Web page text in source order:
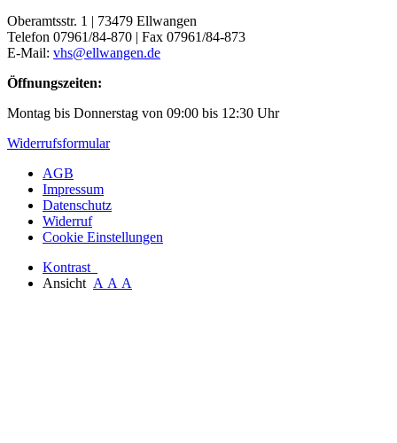
Oberamtsstr. 1 | 73479 Ellwangen
Telefon 07961/84-870 | Fax 07961/84-873
E-Mail: vhs@ellwangen.de
Öffnungszeiten:
Montag bis Donnerstag von 09:00 bis 12:30 Uhr
Widerrufsformular
AGB
Impressum
Datenschutz
Widerruf
Cookie Einstellungen
Kontrast
Ansicht A A A